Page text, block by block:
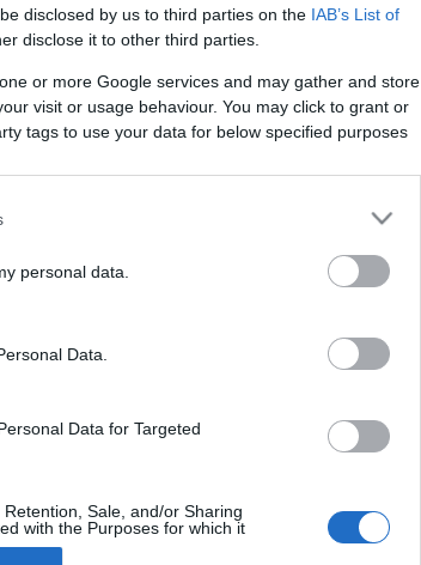
disclosed by us to third parties on the IAB’s List of
disclose it to other third parties.
or more Google services and may gather and store
visit or usage behaviour. You may click to grant or
tags to use your data for below specified purposes
personal data.
Data.
Data for Targeted
Sale, and/or Sharing
with the Purposes for which it